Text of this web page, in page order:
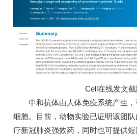
Cell在线发文
中和抗体由人体免疫系统产生，
细胞。目前，动物实验已证明该团
疗新冠肺炎强效药，同时也可提供